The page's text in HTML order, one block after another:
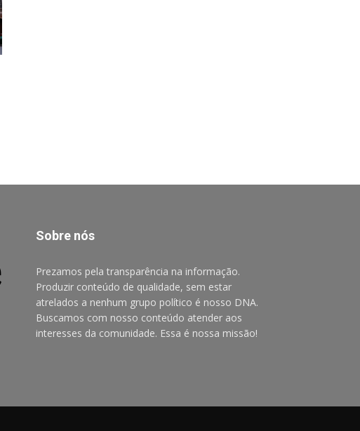
Sobre nós
Prezamos pela transparência na informação.
Produzir conteúdo de qualidade, sem estar
atrelados a nenhum grupo político é nosso DNA.
Buscamos com nosso conteúdo atender aos
interesses da comunidade. Essa é nossa missão!